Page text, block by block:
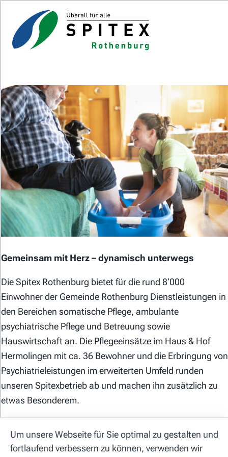
Das Jobportal der Spitex-Organisationen in der
Schweiz.
Gemeinsam mit Herz – dynamisch unterwegs
Die Spitex Rothenburg bietet für die rund 8‘000
Einwohner der Gemeinde Rothenburg Dienstleistungen in
den Bereichen somatische Pflege, ambulante
psychiatrische Pflege und Betreuung sowie
Hauswirtschaft an. Die Pflegeeinsätze im Haus & Hof
Hermolingen mit ca. 36 Bewohner und die Erbringung von
Psychiatrieleistungen im erweiterten Umfeld runden
unseren Spitexbetrieb ab und machen ihn zusätzlich zu
etwas Besonderem.
oder nach Vereinbarung eine engagierte
Für Stellensuchende
Für Arbeitgeber
Partner von
Allgemeine Geschäftsbedingungen
Datenschutzerklärung
Cookie-Einstellungen
Impressum
Kontakt
Um unsere Webseite für Sie optimal zu gestalten und
fortlaufend verbessern zu können, verwenden wir